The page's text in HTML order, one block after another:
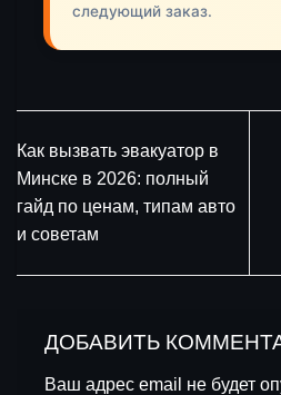
следующий заказ.
Как вызвать эвакуатор в
Минске в 2026: полный
гайд по ценам, типам авто
и советам
ДОБАВИТЬ
Ваш адрес email не будет